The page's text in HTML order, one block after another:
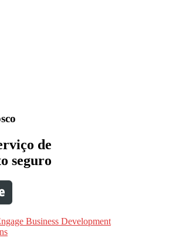
de
seguro
Business Development